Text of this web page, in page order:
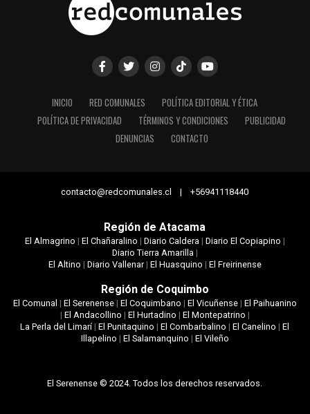
INICIO RED COMUNALES
POLÍTICA EDITORIAL Y ÉTICA
POLÍTICA DE PRIVACIDAD
TÉRMINOS Y CONDICIONES
PUBLICIDAD
DENUNCIAS
CONTACTO
contacto@redcomunales.cl | +56941118440
Región de Atacama
El Almagrino | El Chañaralino | Diario Caldera| Diario El Copiapino |
Diario Tierra Amarilla|
El Altino | Diario Vallenar| El Huasquino | El Freirinense
Región de Coquimbo
El Comunal | El Serenense| El Coquimbano | El Vicuñense| El Paihuanino
| El Andacollino | El Hurtadino | El Montepatrino |
La Perla del Limarí|El Punitaquino |El Combarbalino |El Canelino |El
Illapelino | El Salamanquino | El Vileño
El Serenense © 2024. Todos los derechos reservados.